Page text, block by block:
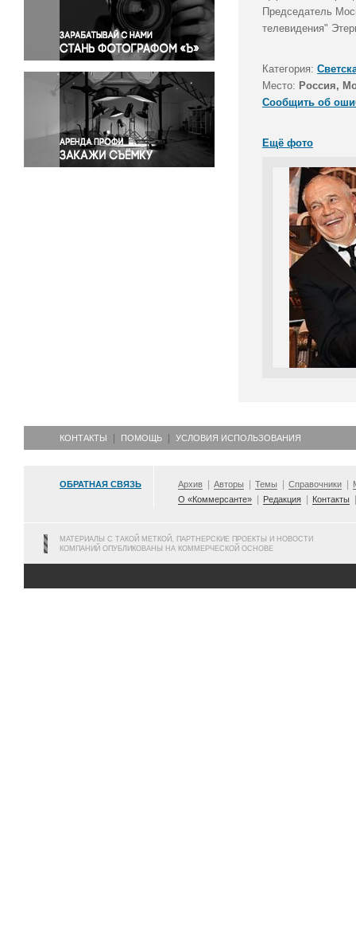
Правосудие
Происшествия и конфликты
Религия
Светская жизнь
Спорт
Экология
Экономика и бизнес
Председатель
телевидения"
Категория:
Место: Россия,
Сообщить об
Ещё фото
КОНТАКТЫ ПОМОЩЬ УСЛОВИЯ ИСПОЛЬЗОВАНИЯ
ОБРАТНАЯ СВЯЗЬ Архив Авторы Темы Справочники
О «Коммерсанте»
Редакция Контакты
МАТЕРИАЛЫ С ТАКОЙ МЕТКОЙ, ПАРТНЕРСКИЕ ПРОЕКТЫ И НОВОСТИ
КОМПАНИЙ ОПУБЛИКОВАНЫ НА КОММЕРЧЕСКОЙ ОСНОВЕ